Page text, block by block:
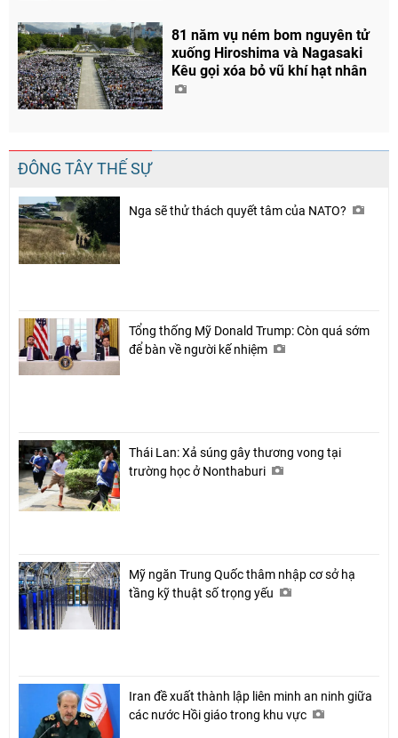
Chia sẻ
81 năm vụ ném bom nguyên tử
xuống Hiroshima và Nagasaki
Kêu gọi xóa bỏ vũ khí hạt nhân
ĐÔNG TÂY THẾ SỰ
Nga sẽ thử thách quyết tâm của NATO?
Tổng thống Mỹ Donald Trump: Còn quá sớm
để bàn về người kế nhiệm
Thái Lan: Xả súng gây thương vong tại
trường học ở Nonthaburi
Mỹ ngăn Trung Quốc thâm nhập cơ sở hạ
tầng kỹ thuật số trọng yếu
Iran đề xuất thành lập liên minh an ninh giữa
các nước Hồi giáo trong khu vực